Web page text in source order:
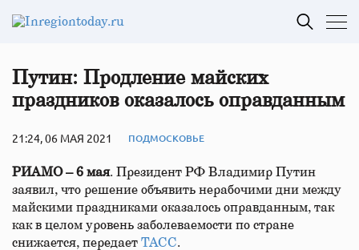
Путин: Продление майских
праздников оказалось оправданным
21:24, 06 МАЯ 2021 ПОДМОСКОВЬЕ
РИАМО – 6 мая. Президент РФ Владимир Путин
заявил, что решение объявить нерабочими дни между
майскими праздниками оказалось оправданным, так
как в целом уровень заболеваемости по стране
снижается, передает ТАСС.